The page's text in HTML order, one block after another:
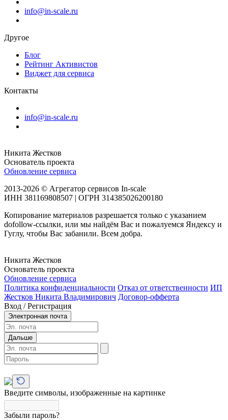
info@in-scale.ru
Другое
Блог
Рейтинг Активистов
Виджет для сервиса
Контакты
info@in-scale.ru
Никита Жестков
Основатель проекта
Обновление сервиса
2013-2026 © Агрегатор сервисов In-scale
ИНН 381169808507 | ОГРН 314385026200180
Копирование материалов разрешается только с указанием
dofollow-ссылки, или мы найдём Вас и пожалуемся Яндексу и
Гуглу, чтобы Вас забанили. Всем добра.
Никита Жестков
Основатель проекта
Обновление сервиса
Политика конфиденциальности Отказ от ответственности ИП
Жестков Никита Владимирович Договор-офферта
Вход / Регистрация
Электронная почта
Дальше
Введите символы, изображенные на картинке
Забыли пароль?